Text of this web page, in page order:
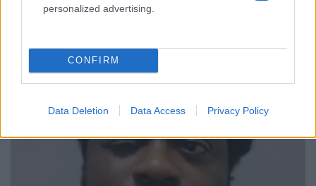
personalized advertising.
CONFIRM
Data Deletion Data Access Privacy Policy
Κόσμος: Περισσότερα
άρθρα